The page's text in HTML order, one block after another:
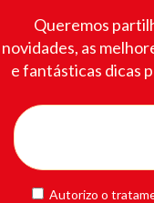
Queremos
novidades, as
e fantásticas dicas
Autorizo o